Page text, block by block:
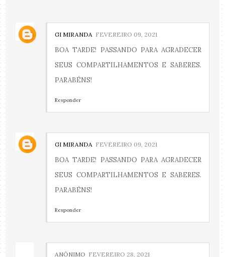
GI MIRANDA FEVEREIRO 09, 2021
BOA TARDE! PASSANDO PARA AGRADECER
SEUS COMPARTILHAMENTOS E SABERES.
PARABÉNS!
Responder
GI MIRANDA FEVEREIRO 09, 2021
BOA TARDE! PASSANDO PARA AGRADECER
SEUS COMPARTILHAMENTOS E SABERES.
PARABÉNS!
Responder
ANÔNIMO FEVEREIRO 28, 2021